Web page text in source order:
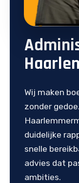
Wij maken
zonder
duidelijke
snelle
advies dat
ambities.